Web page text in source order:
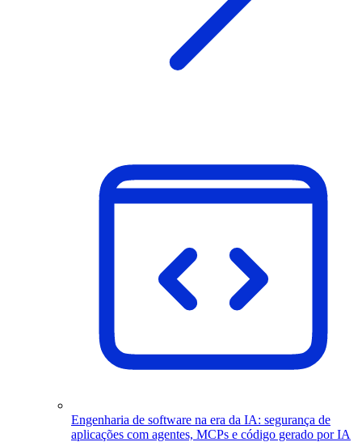
Engenharia de software na era da IA: segurança de
aplicações com agentes, MCPs e código gerado por IA